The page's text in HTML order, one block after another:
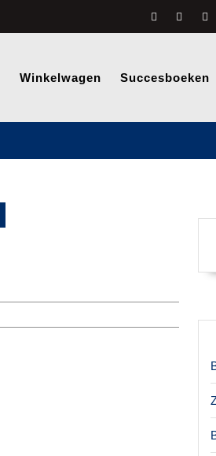
Winkelwagen Succesboeken